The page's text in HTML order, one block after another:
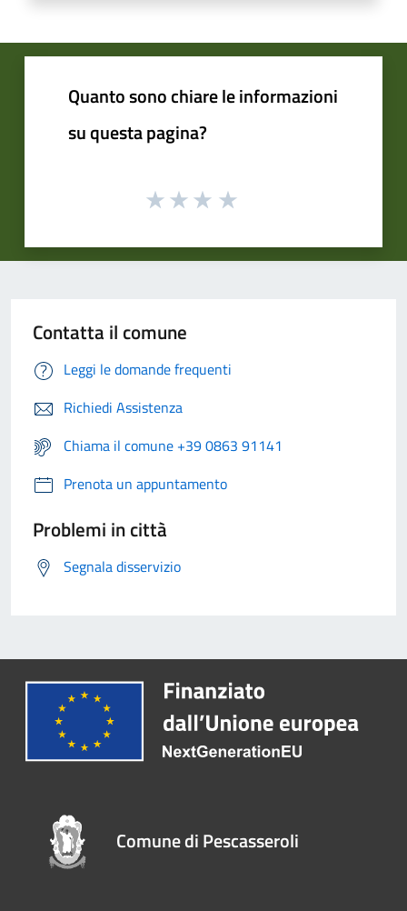
Quanto sono chiare le informazioni
su questa pagina?
Contatta il comune
Leggi le domande frequenti
Richiedi Assistenza
Chiama il comune +39 0863 91141
Prenota un appuntamento
Problemi in città
Segnala disservizio
Comune di Pescasseroli